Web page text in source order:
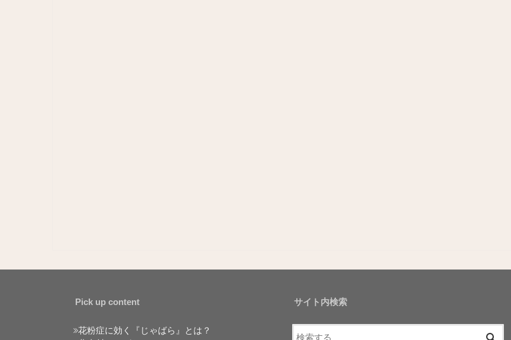
Pick up content
花粉症に効く『じゃばら』とは？
サイト内検索